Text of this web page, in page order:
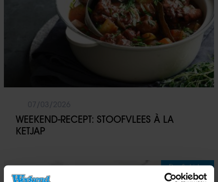
WEEKEND-RECEPT: STOOFVLEES À LA
KETJAP
Eten & drinken